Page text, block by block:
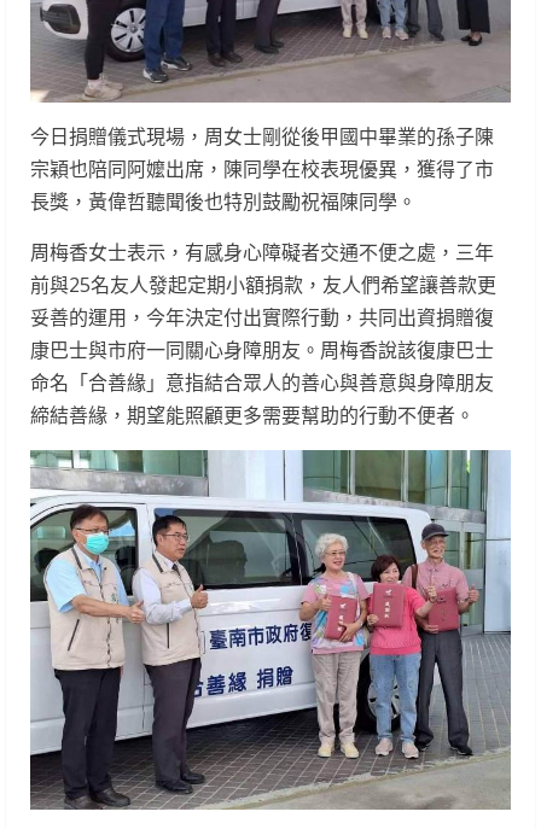
今日捐贈儀式現場，周女士剛從後甲國中畢業的孫子陳
宗穎也陪同阿嬤出席，陳同學在校表現優異，獲得了市
長獎，黃偉哲聽聞後也特別鼓勵祝福陳同學。
周梅香女士表示，有感身心障礙者交通不便之處，三年
前與25名友人發起定期小額捐款，友人們希望讓善款更
妥善的運用，今年決定付出實際行動，共同出資捐贈復
康巴士與市府一同關心身障朋友。周梅香說該復康巴士
命名「合善緣」意指結合眾人的善心與善意與身障朋友
締結善緣，期望能照顧更多需要幫助的行動不便者。